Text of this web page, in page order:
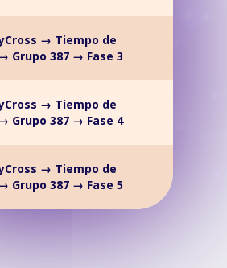
→ Tiempo de
Grupo 387 → Fase 3
→ Tiempo de
Grupo 387 → Fase 4
→ Tiempo de
Grupo 387 → Fase 5